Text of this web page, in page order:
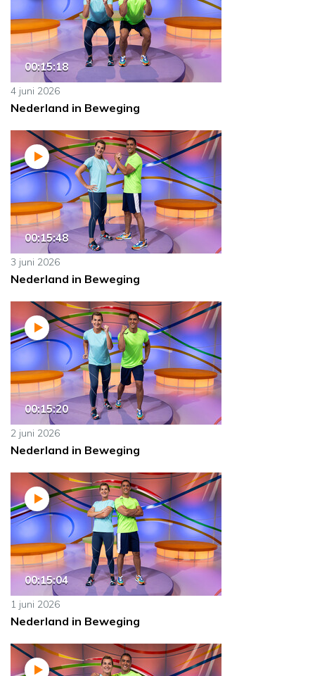
00:15:18
4 juni 2026
Nederland in Beweging
00:15:48
3 juni 2026
Nederland in Beweging
00:15:20
2 juni 2026
Nederland in Beweging
00:15:04
1 juni 2026
Nederland in Beweging